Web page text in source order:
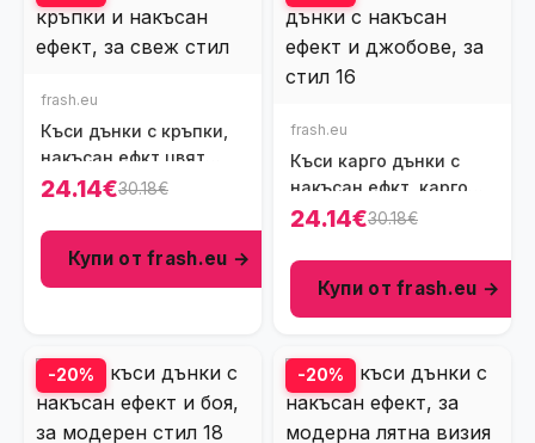
frash.eu
Къси дънки с кръпки,
накъсан ефкт,цвят
син, Ft8417
24.14€30.18€
Купи от frash.eu →
frash.eu
Къси карго дънки с
накъсан ефкт, карго
джобове, цвят черен,
24.14€30.18€
Купи от frash.eu →
-20% -20%